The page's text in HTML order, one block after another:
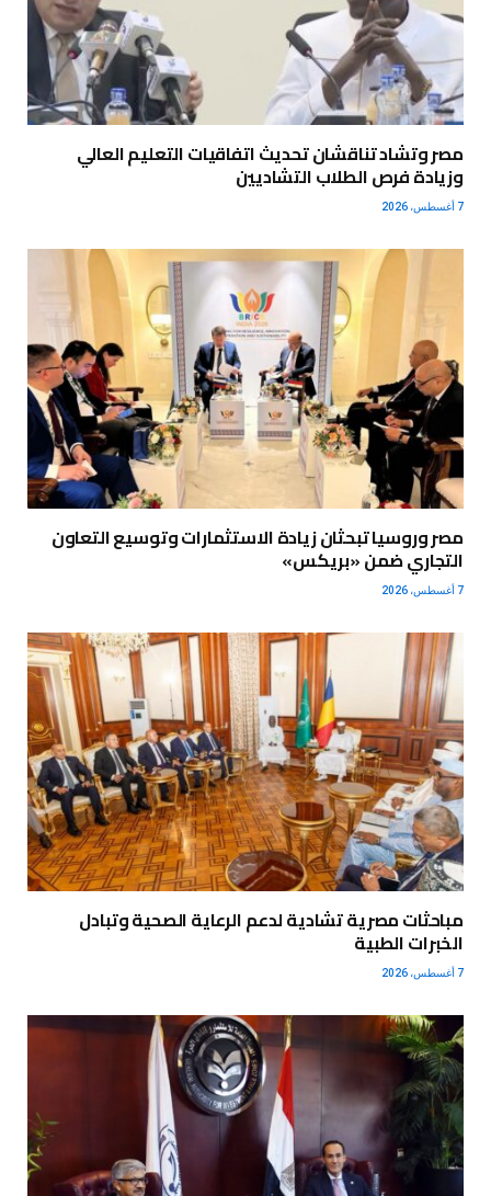
مصر وتشاد تناقشان تحديث اتفاقيات التعليم العالي
وزيادة فرص الطلاب التشاديين
7 أغسطس، 2026
مصر وروسيا تبحثان زيادة الاستثمارات وتوسيع التعاون
التجاري ضمن «بريكس»
7 أغسطس، 2026
مباحثات مصرية تشادية لدعم الرعاية الصحية وتبادل
الخبرات الطبية
7 أغسطس، 2026